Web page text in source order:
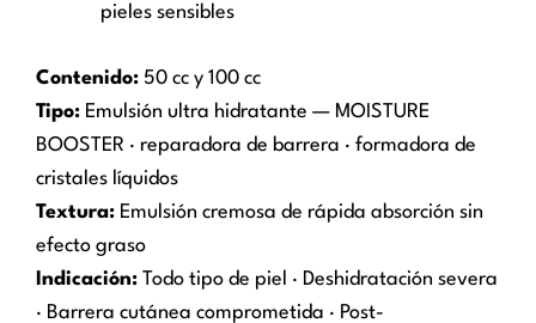
pieles sensibles
Contenido: 50 cc y 100 cc
Tipo: Emulsión ultra hidratante — MOISTURE
BOOSTER · reparadora de barrera · formadora de
cristales líquidos
Textura: Emulsión cremosa de rápida absorción sin
efecto graso
Indicación: Todo tipo de piel · Deshidratación severa
· Barrera cutánea comprometida · Post-